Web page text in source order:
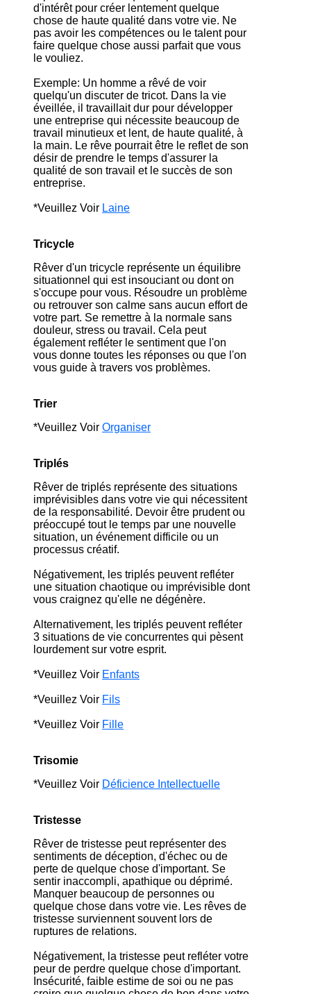
d'intérêt pour créer lentement quelque
chose de haute qualité dans votre vie. Ne
pas avoir les compétences ou le talent pour
faire quelque chose aussi parfait que vous
le vouliez.
Exemple: Un homme a rêvé de voir
quelqu'un discuter de tricot. Dans la vie
éveillée, il travaillait dur pour développer
une entreprise qui nécessite beaucoup de
travail minutieux et lent, de haute qualité, à
la main. Le rêve pourrait être le reflet de son
désir de prendre le temps d'assurer la
qualité de son travail et le succès de son
entreprise.
*Veuillez Voir Laine
Tricycle
Rêver d'un tricycle représente un équilibre
situationnel qui est insouciant ou dont on
s'occupe pour vous. Résoudre un problème
ou retrouver son calme sans aucun effort de
votre part. Se remettre à la normale sans
douleur, stress ou travail. Cela peut
également refléter le sentiment que l'on
vous donne toutes les réponses ou que l'on
vous guide à travers vos problèmes.
Trier
*Veuillez Voir Organiser
Triplés
Rêver de triplés représente des situations
imprévisibles dans votre vie qui nécessitent
de la responsabilité. Devoir être prudent ou
préoccupé tout le temps par une nouvelle
situation, un événement difficile ou un
processus créatif.
Négativement, les triplés peuvent refléter
une situation chaotique ou imprévisible dont
vous craignez qu'elle ne dégénère.
Alternativement, les triplés peuvent refléter
3 situations de vie concurrentes qui pèsent
lourdement sur votre esprit.
*Veuillez Voir Enfants
*Veuillez Voir Fils
*Veuillez Voir Fille
Trisomie
*Veuillez Voir Déficience Intellectuelle
Tristesse
Rêver de tristesse peut représenter des
sentiments de déception, d'échec ou de
perte de quelque chose d'important. Se
sentir inaccompli, apathique ou déprimé.
Manquer beaucoup de personnes ou
quelque chose dans votre vie. Les rêves de
tristesse surviennent souvent lors de
ruptures de relations.
Négativement, la tristesse peut refléter votre
peur de perdre quelque chose d'important.
Insécurité, faible estime de soi ou ne pas